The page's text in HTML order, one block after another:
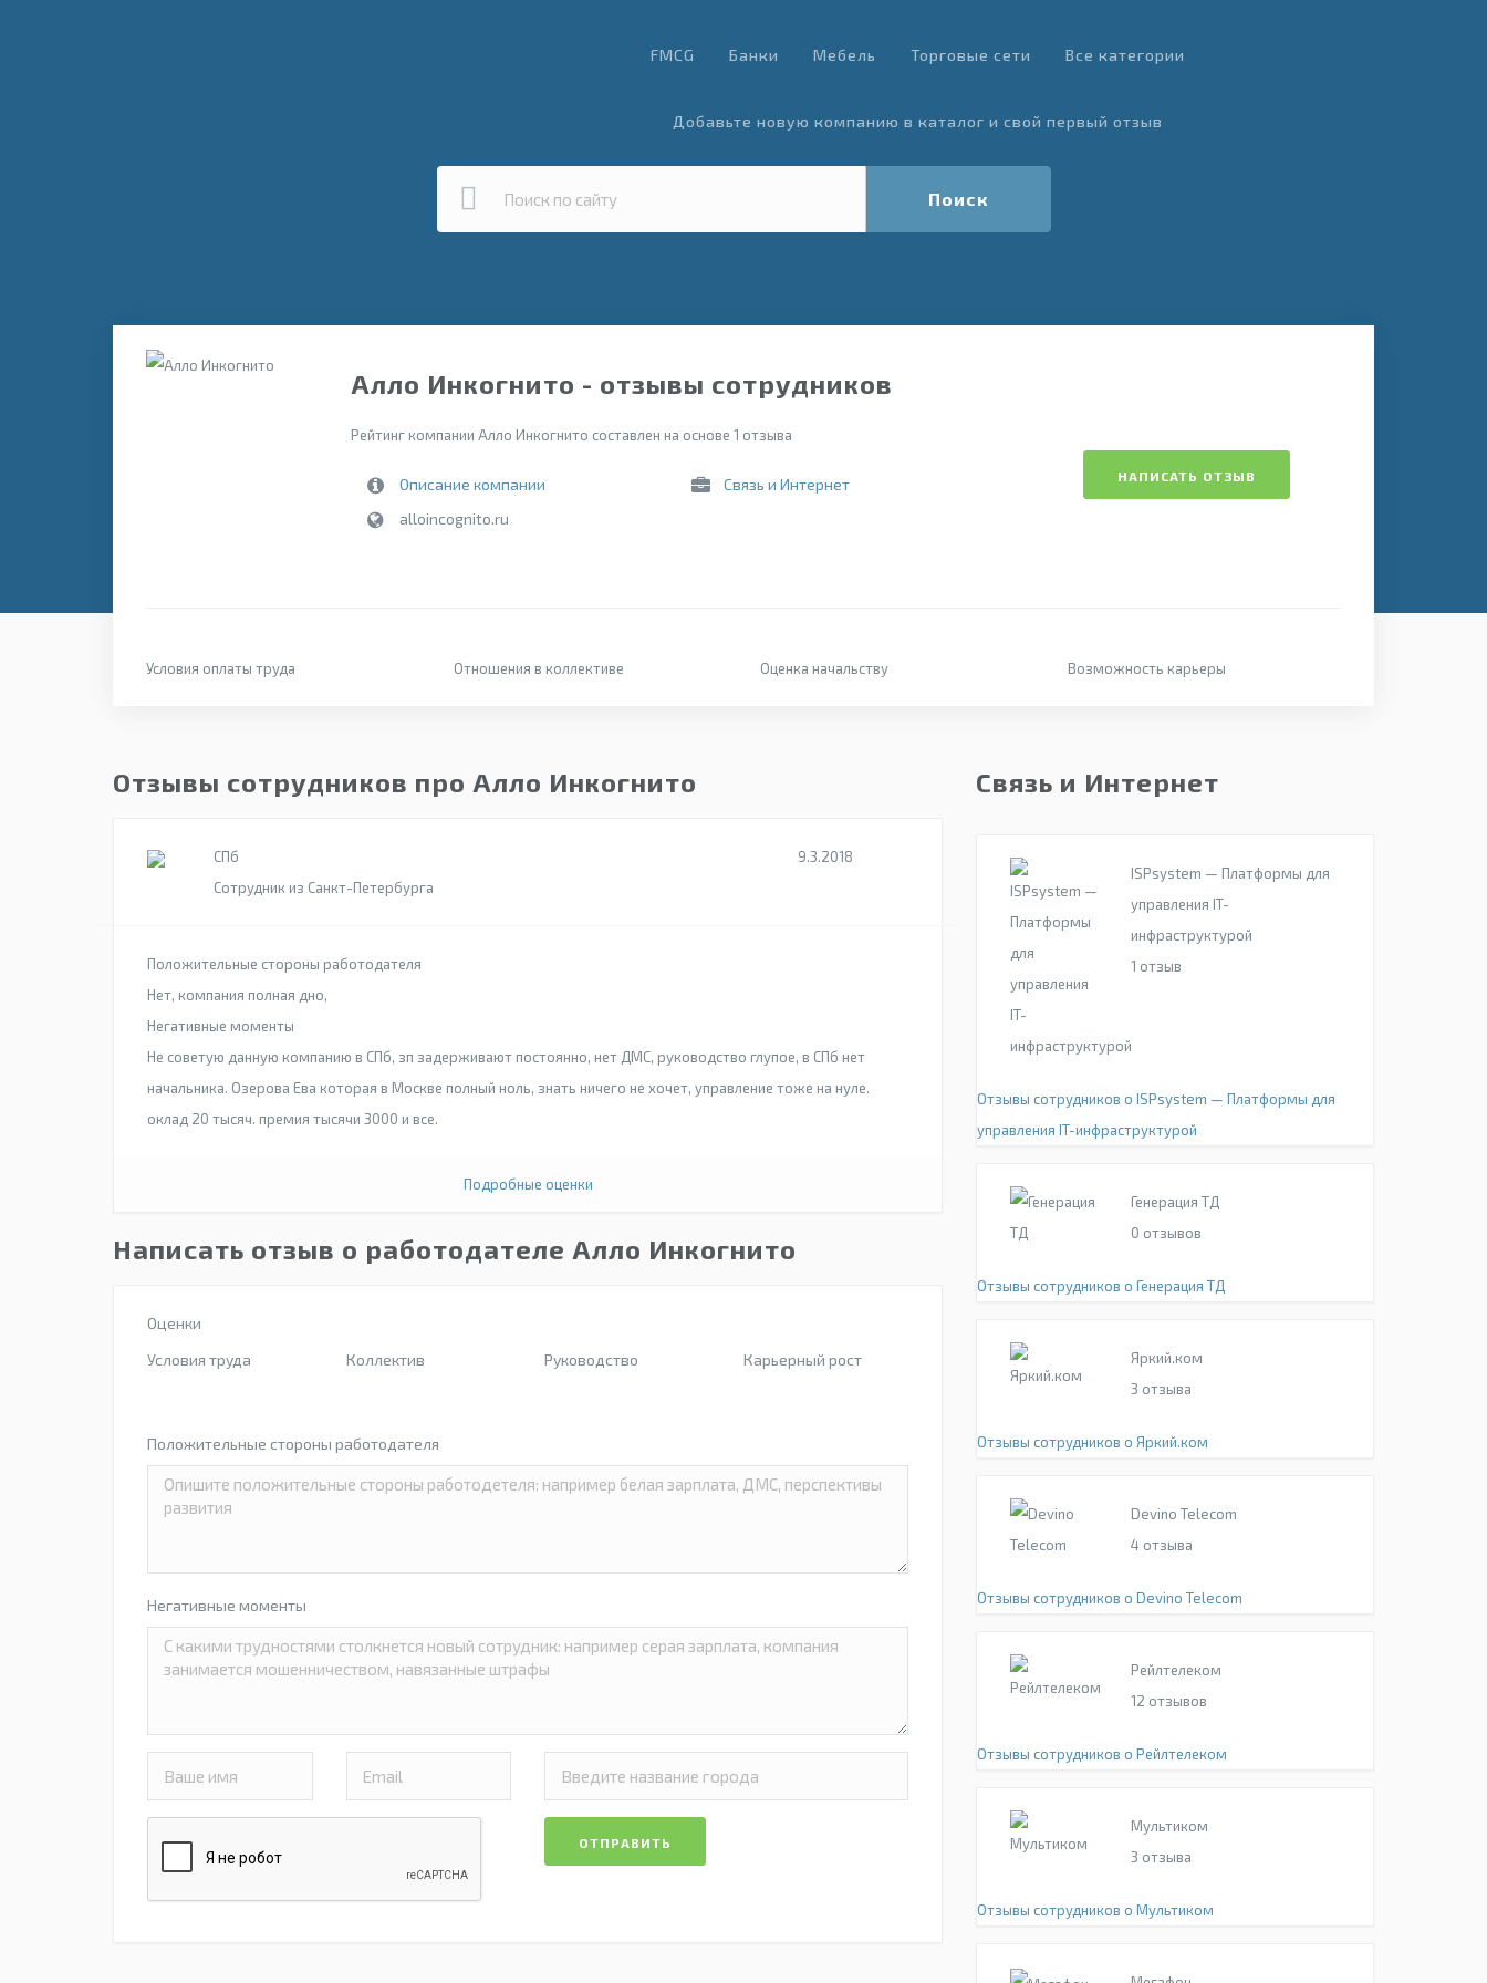
FMCG Банки Мебель Торговые сети Все категории
Добавьте новую компанию в каталог и свой первый отзыв
Поиск
Алло Инкогнито - отзывы сотрудников
Рейтинг компании Алло Инкогнито составлен на основе 1 отзыва
Описание компании
Связь и Интернет
alloincognito.ru
НАПИСАТЬ ОТЗЫВ
Условия оплаты труда Отношения в коллективе Оценка начальству Возможность карьеры
Отзывы сотрудников про Алло Инкогнито
СПб
Сотрудник из Санкт-Петербурга
9.3.2018
Положительные стороны работодателя
Нет, компания полная дно,
Негативные моменты
Не советую данную компанию в СПб, зп задерживают постоянно, нет ДМС, руководство глупое, в СПб нет
начальника. Озерова Ева которая в Москве полный ноль, знать ничего не хочет, управление тоже на нуле.
оклад 20 тысяч. премия тысячи 3000 и все.
Подробные оценки
Написать отзыв о работодателе Алло Инкогнито
Оценки
Условия труда
Коллектив Руководство Карьерный рост
Положительные стороны работодателя
Негативные моменты
ОТПРАВИТЬ
Связь и Интернет
ISPsystem — Платформы для
управления IT-
инфраструктурой
1 отзыв
Отзывы сотрудников о ISPsystem — Платформы для
управления IT-инфраструктурой
Генерация ТД
0 отзывов
Отзывы сотрудников о Генерация ТД
Яркий.ком
3 отзыва
Отзывы сотрудников о Яркий.ком
Devino Telecom
4 отзыва
Отзывы сотрудников о Devino Telecom
Рейлтелеком
12 отзывов
Отзывы сотрудников о Рейлтелеком
Мультиком
3 отзыва
Отзывы сотрудников о Мультиком